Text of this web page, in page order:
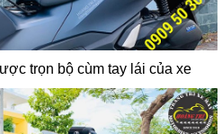
trọn bộ cùm tay lái của xe